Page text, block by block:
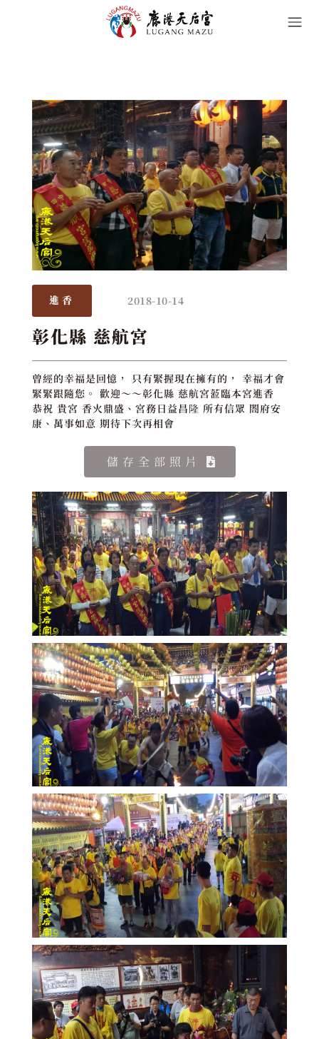
進香 2018-10-14
彰化縣 慈航宮
曾經的幸福是回憶， 只有緊握現在擁有的， 幸福才會
緊緊跟隨您。 歡迎～～彰化縣 慈航宮蒞臨本宮進香
恭祝 貴宮 香火鼎盛、宮務日益昌隆 所有信眾 閤府安
康、萬事如意 期待下次再相會
儲存全部照片